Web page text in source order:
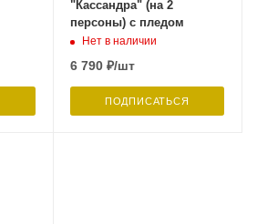
"Кассандра" (на 2
персоны) с пледом
Нет в наличии
6 790₽/шт
ПОДПИСАТЬСЯ